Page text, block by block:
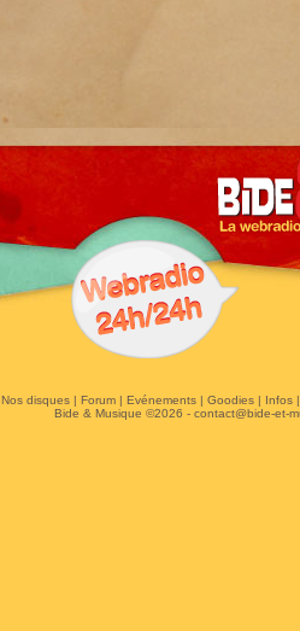
Nos disques| Forum| Evénements| Goodies| Infos
Bide & Musique ©2026 - contact@bide-et-